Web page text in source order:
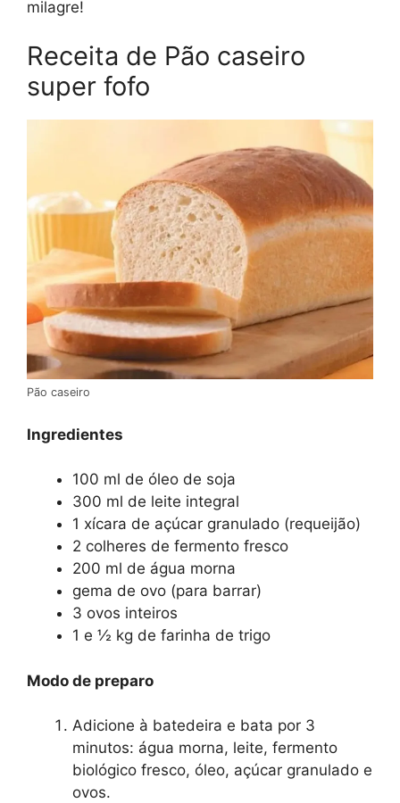
milagre!
Receita de Pão caseiro
super fofo
Pão caseiro
Ingredientes
100 ml de óleo de soja
300 ml de leite integral
1 xícara de açúcar granulado (requeijão)
2 colheres de fermento fresco
200 ml de água morna
gema de ovo (para barrar)
3 ovos inteiros
1 e ½ kg de farinha de trigo
Modo de preparo
Adicione à batedeira e bata por 3
minutos: água morna, leite, fermento
biológico fresco, óleo, açúcar granulado e
ovos.